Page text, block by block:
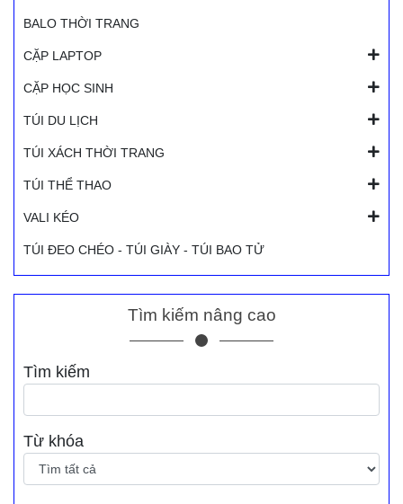
BALO THỜI TRANG
CẶP LAPTOP
CẶP HỌC SINH
TÚI DU LỊCH
TÚI XÁCH THỜI TRANG
TÚI THỂ THAO
VALI KÉO
TÚI ĐEO CHÉO - TÚI GIÀY - TÚI BAO TỬ
Tìm kiếm nâng cao
Tìm kiếm
Từ khóa